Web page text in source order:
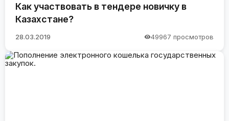
Как участвовать в тендере новичку в
Казахстане?
28.03.2019 49967 просмотров